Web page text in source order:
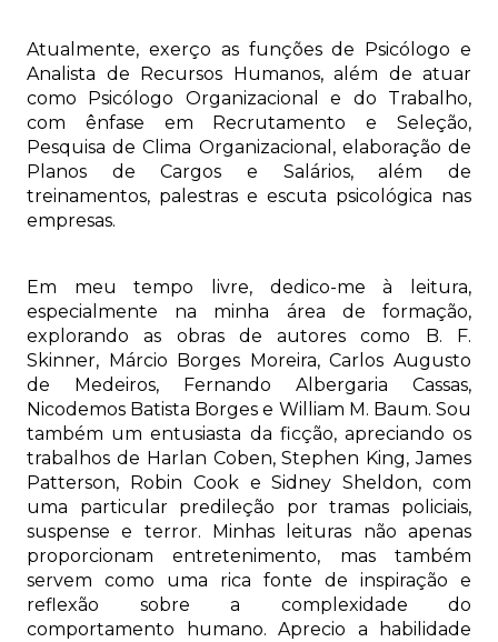
Atualmente, exerço as funções de Psicólogo e
Analista de Recursos Humanos, além de atuar
como Psicólogo Organizacional e do Trabalho,
com ênfase em Recrutamento e Seleção,
Pesquisa de Clima Organizacional, elaboração de
Planos de Cargos e Salários, além de
treinamentos, palestras e escuta psicológica nas
empresas.
Em meu tempo livre, dedico-me à leitura,
especialmente na minha área de formação,
explorando as obras de autores como B. F.
Skinner, Márcio Borges Moreira, Carlos Augusto
de Medeiros, Fernando Albergaria Cassas,
Nicodemos Batista Borges e William M. Baum. Sou
também um entusiasta da ficção, apreciando os
trabalhos de Harlan Coben, Stephen King, James
Patterson, Robin Cook e Sidney Sheldon, com
uma particular predileção por tramas policiais,
suspense e terror. Minhas leituras não apenas
proporcionam entretenimento, mas também
servem como uma rica fonte de inspiração e
reflexão sobre a complexidade do
comportamento humano. Aprecio a habilidade